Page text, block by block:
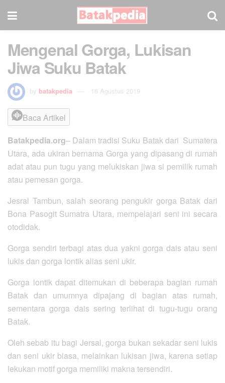
Mengenal Gorga, Lukisan
Jiwa Suku Batak
by batakpedia 16 Agustus 2019
Baca Artikel
Batakpedia.org– Dalam tradisi Suku Batak dari Sumatera
Utara, ada ukiran bernama Gorga yang dipasang di rumah
adat atau pun tugu yang melukiskan jiwa si pemilik rumah
atau pemesan gorga.
Jesral Tambun, salah seorang pengukir gorga Batak dari
Bona Pasogit Sumatra Utara, mempelajari seni ini secara
otodidak.
Gorga sendiri terbagi atas dua yakni gorga dais atau seni
lukis dan gorga lontik alias seni ukir.
Gorga lontik dapat ditemukan di beberapa bagian rumah
Batak dan umumnya dipajang di bagian atas rumah,
sementara gorga dais sering terlihat di tugu-tugu orang
Batak.
Oleh sebab itu bagi Jersal, gorga bukan sekadar seni lukis
dan seni ukir biasa, melainkan lukisan jiwa, karena setiap
lekukan motif gorga memiliki makna tersendiri.